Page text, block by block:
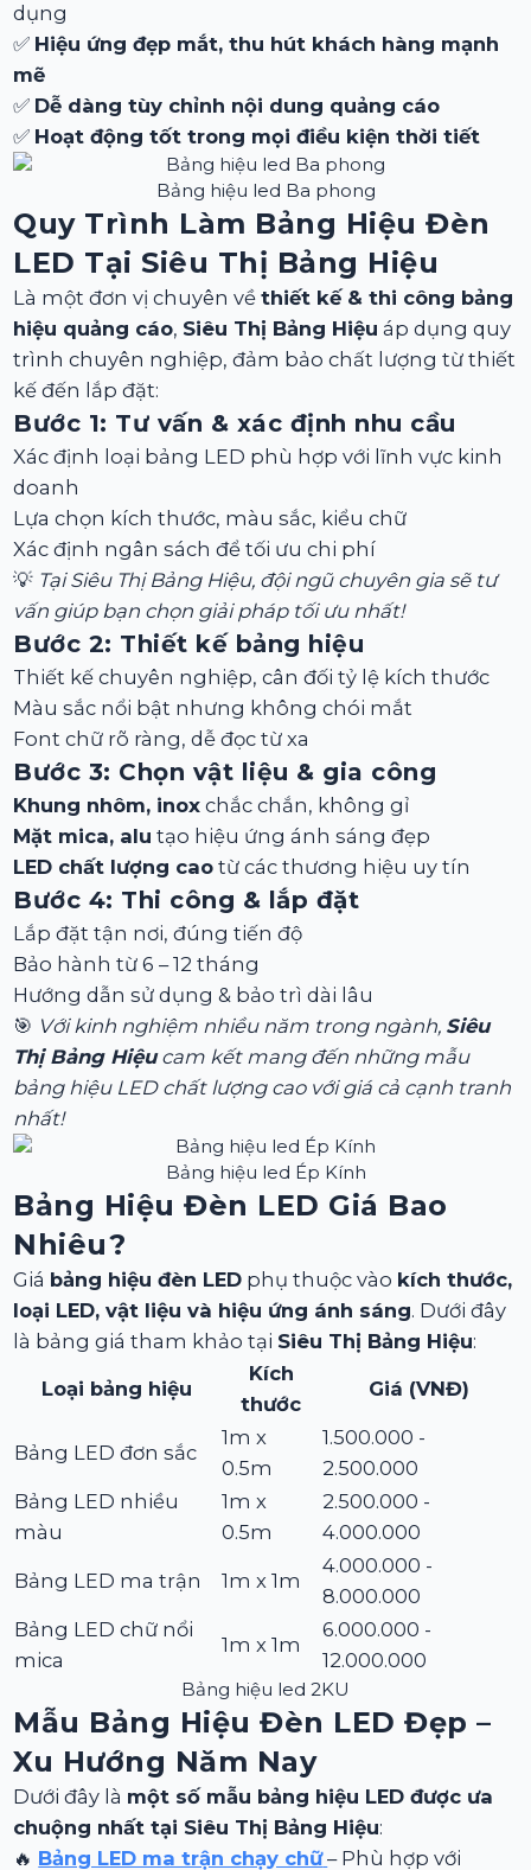
dụng
✅ Hiệu ứng đẹp mắt, thu hút khách hàng mạnh
mẽ
✅ Dễ dàng tùy chỉnh nội dung quảng cáo
✅ Hoạt động tốt trong mọi điều kiện thời tiết
Bảng hiệu led Ba phong
Quy Trình Làm Bảng Hiệu Đèn
LED Tại Siêu Thị Bảng Hiệu
Là một đơn vị chuyên vềthiết kế & thi công bảng
hiệu quảng cáo, Siêu Thị Bảng Hiệu áp dụng quy
trình chuyên nghiệp, đảm bảo chất lượng từ thiết
kế đến lắp đặt:
Bước 1: Tư vấn & xác định nhu cầu
Xác định loại bảng LED phù hợp với lĩnh vực kinh
doanh
Lựa chọn kích thước, màu sắc, kiểu chữ
Xác định ngân sách để tối ưu chi phí
💡 Tại Siêu Thị Bảng Hiệu, đội ngũ chuyên gia sẽ tư
vấn giúp bạn chọn giải pháp tối ưu nhất!
Bước 2: Thiết kế bảng hiệu
Thiết kế chuyên nghiệp, cân đối tỷ lệ kích thước
Màu sắc nổi bật nhưng không chói mắt
Font chữ rõ ràng, dễ đọc từ xa
Bước 3: Chọn vật liệu & gia công
Khung nhôm, inox chắc chắn, không gỉ
Mặt mica, alu tạo hiệu ứng ánh sáng đẹp
LED chất lượng cao từ các thương hiệu uy tín
Bước 4: Thi công & lắp đặt
Lắp đặt tận nơi, đúng tiến độ
Bảo hành từ 6 – 12 tháng
Hướng dẫn sử dụng & bảo trì dài lâu
🎯 Với kinh nghiệm nhiều năm trong ngành, Siêu
Thị Bảng Hiệucam kết mang đến những mẫu
bảng hiệu LED chất lượng cao với giá cả cạnh tranh
nhất!
Bảng hiệu led Ép Kính
Bảng Hiệu Đèn LED Giá Bao
Nhiêu?
Giá bảng hiệu đèn LED phụ thuộc vào kích thước,
loại LED, vật liệu và hiệu ứng ánh sáng. Dưới đây
là bảng giá tham khảo tại Siêu Thị Bảng Hiệu:
Loại bảng hiệu
Kích
thước
Giá (VNĐ)
Bảng LED đơn sắc
1m x
0.5m
1.500.000 -
2.500.000
Bảng LED nhiều
màu
1m x
0.5m
2.500.000 -
4.000.000
Bảng LED ma trận 1m x 1m
4.000.000 -
8.000.000
Bảng LED chữ nổi
mica
1m x 1m
6.000.000 -
12.000.000
Bảng hiệu led 2KU
Mẫu Bảng Hiệu Đèn LED Đẹp –
Xu Hướng Năm Nay
Dưới đây là một số mẫu bảng hiệu LED được ưa
chuộng nhất tại Siêu Thị Bảng Hiệu:
🔥 Bảng LED ma trận chạy chữ – Phù hợp với